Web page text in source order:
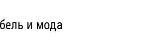
и мода